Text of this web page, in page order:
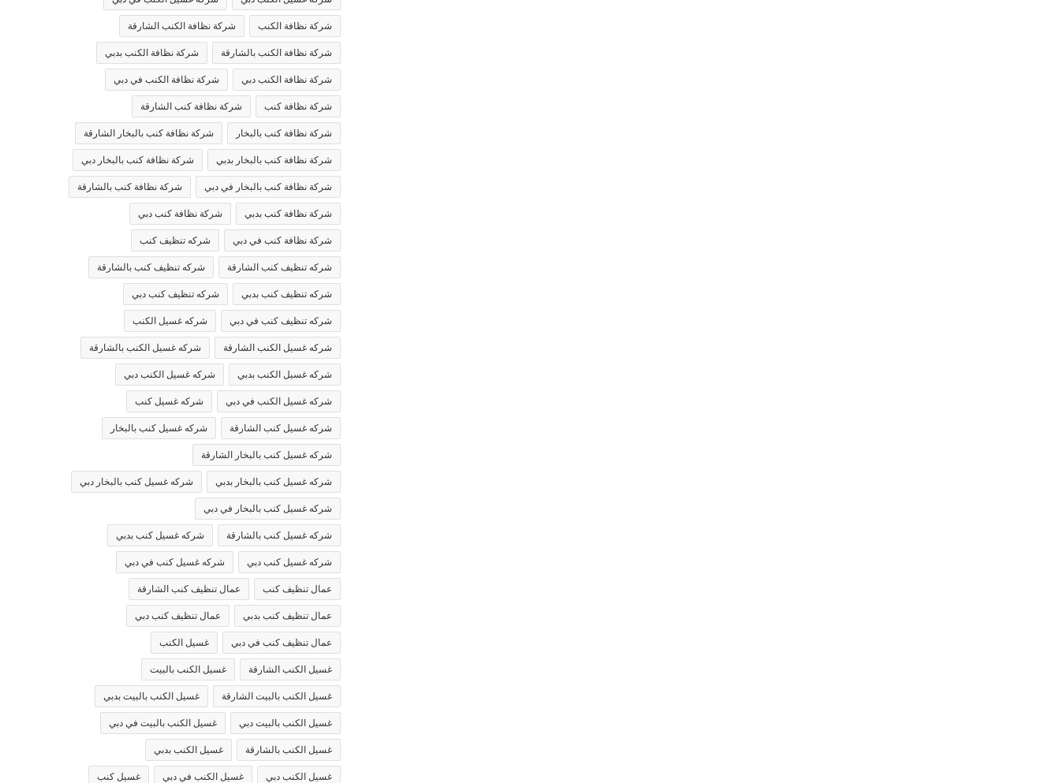
شركة نظافة الكنب شركة نظافة الكنب الشارقة
شركة نظافة الكنب بالشارقة شركة نظافة الكنب بدبي
شركة نظافة الكنب دبي شركة نظافة الكنب في دبي
شركة نظافة كنب شركة نظافة كنب الشارقة
شركة نظافة كنب بالبخار شركة نظافة كنب بالبخار الشارقة
شركة نظافة كنب بالبخار بدبي شركة نظافة كنب بالبخار دبي
شركة نظافة كنب بالبخار في دبي شركة نظافة كنب بالشارقة
شركة نظافة كنب بدبي شركة نظافة كنب دبي
شركة نظافة كنب في دبي شركه تنظيف كنب
شركه تنظيف كنب الشارقة شركه تنظيف كنب بالشارقة
شركه تنظيف كنب بدبي شركه تنظيف كنب دبي
شركه تنظيف كنب في دبي شركه غسيل الكنب
شركه غسيل الكنب الشارقة شركه غسيل الكنب بالشارقة
شركه غسيل الكنب بدبي شركه غسيل الكنب دبي
شركه غسيل الكنب في دبي شركه غسيل كنب
شركه غسيل كنب الشارقة شركه غسيل كنب بالبخار
شركه غسيل كنب بالبخار الشارقة
شركه غسيل كنب بالبخار بدبي شركه غسيل كنب بالبخار دبي
شركه غسيل كنب بالبخار في دبي
شركه غسيل كنب بالشارقة شركه غسيل كنب بدبي
شركه غسيل كنب دبي شركه غسيل كنب في دبي
عمال تنظيف كنب عمال تنظيف كنب الشارقة
عمال تنظيف كنب بدبي عمال تنظيف كنب دبي
عمال تنظيف كنب في دبي غسيل الكنب
غسيل الكنب الشارقة غسيل الكنب بالبيت
غسيل الكنب بالبيت الشارقة غسيل الكنب بالبيت بدبي
غسيل الكنب بالبيت دبي غسيل الكنب بالبيت في دبي
غسيل الكنب بالشارقة غسيل الكنب بدبي
غسيل الكنب دبي غسيل الكنب في دبي غسيل كنب